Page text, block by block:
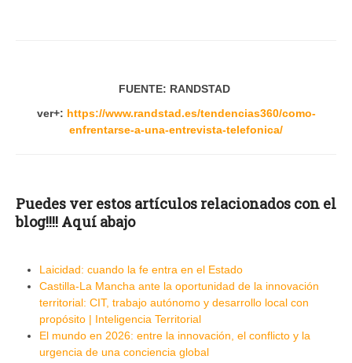
FUENTE: RANDSTAD
ver+: https://www.randstad.es/tendencias360/como-
enfrentarse-a-una-entrevista-telefonica/
Puedes ver estos artículos relacionados con el
blog!!!! Aquí abajo
Laicidad: cuando la fe entra en el Estado
Castilla-La Mancha ante la oportunidad de la innovación
territorial: CIT, trabajo autónomo y desarrollo local con
propósito | Inteligencia Territorial
El mundo en 2026: entre la innovación, el conflicto y la
urgencia de una conciencia global